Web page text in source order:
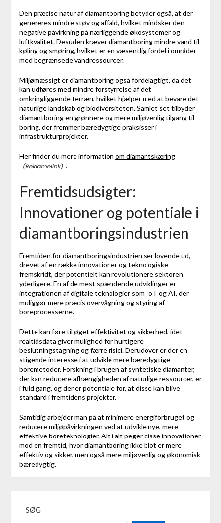
Den præcise natur af diamantboring betyder også, at der
genereres mindre støv og affald, hvilket mindsker den
negative påvirkning på nærliggende økosystemer og
luftkvalitet. Desuden kræver diamantboring mindre vand til
køling og smøring, hvilket er en væsentlig fordel i områder
med begrænsede vandressourcer.
Miljømæssigt er diamantboring også fordelagtigt, da det
kan udføres med mindre forstyrrelse af det
omkringliggende terræn, hvilket hjælper med at bevare det
naturlige landskab og biodiversiteten. Samlet set tilbyder
diamantboring en grønnere og mere miljøvenlig tilgang til
boring, der fremmer bæredygtige praksisser i
infrastrukturprojekter.
Her finder du mere information om diamantskæring
.
Fremtidsudsigter:
Innovationer og potentiale i
diamantboringsindustrien
Fremtiden for diamantboringsindustrien ser lovende ud,
drevet af en række innovationer og teknologiske
fremskridt, der potentielt kan revolutionere sektoren
yderligere. En af de mest spændende udviklinger er
integrationen af digitale teknologier som IoT og AI, der
muliggør mere præcis overvågning og styring af
boreprocesserne.
Dette kan føre til øget effektivitet og sikkerhed, idet
realtidsdata giver mulighed for hurtigere
beslutningstagning og færre risici. Derudover er der en
stigende interesse i at udvikle mere bæredygtige
boremetoder. Forskning i brugen af syntetiske diamanter,
der kan reducere afhængigheden af naturlige ressourcer, er
i fuld gang, og der er potentiale for, at disse kan blive
standard i fremtidens projekter.
Samtidig arbejder man på at minimere energiforbruget og
reducere miljøpåvirkningen ved at udvikle nye, mere
effektive boreteknologier. Alt i alt peger disse innovationer
mod en fremtid, hvor diamantboring ikke blot er mere
effektiv og sikker, men også mere miljøvenlig og økonomisk
bæredygtig.
SØG